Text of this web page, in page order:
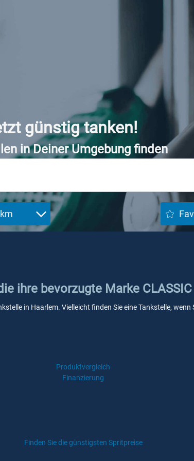
günstig tanken!
in Deiner Umgebung finden
ihre bevorzugte Marke
in Haarlem. Vielleicht finden Sie eine Tankstelle,
Produktvergleich
Finanzierung
Finden Sie die günstigsten Spritpreise